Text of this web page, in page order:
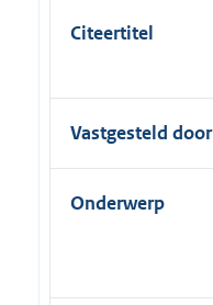
Citeertitel
Vastgesteld door
Onderwerp